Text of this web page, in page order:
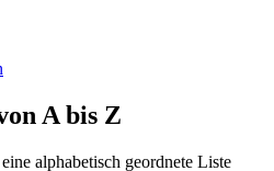
A bis Z
alphabetisch geordnete Liste